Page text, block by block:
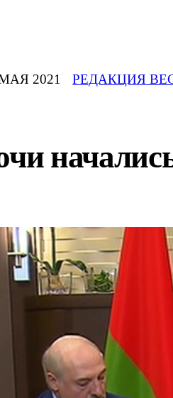
2021 РЕДАКЦИЯ